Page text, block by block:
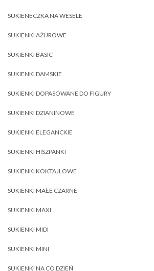
SUKIENECZKA NA WESELE
SUKIENKI AŻUROWE
SUKIENKI BASIC
SUKIENKI DAMSKIE
SUKIENKI DOPASOWANE DO FIGURY
SUKIENKI DZIANINOWE
SUKIENKI ELEGANCKIE
SUKIENKI HISZPANKI
SUKIENKI KOKTAJLOWE
SUKIENKI MAŁE CZARNE
SUKIENKI MAXI
SUKIENKI MIDI
SUKIENKI MINI
SUKIENKI NA CO DZIEŃ